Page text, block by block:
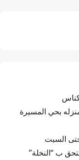
بحي المسيرة
ب “النخلة”